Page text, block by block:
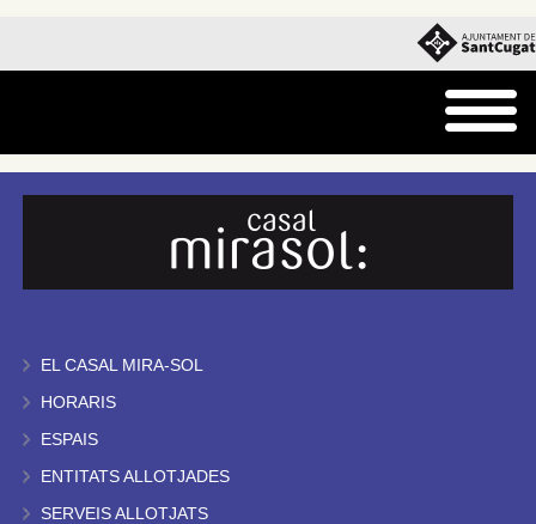
EL CASAL MIRA-SOL
HORARIS
ESPAIS
ENTITATS ALLOTJADES
SERVEIS ALLOTJATS